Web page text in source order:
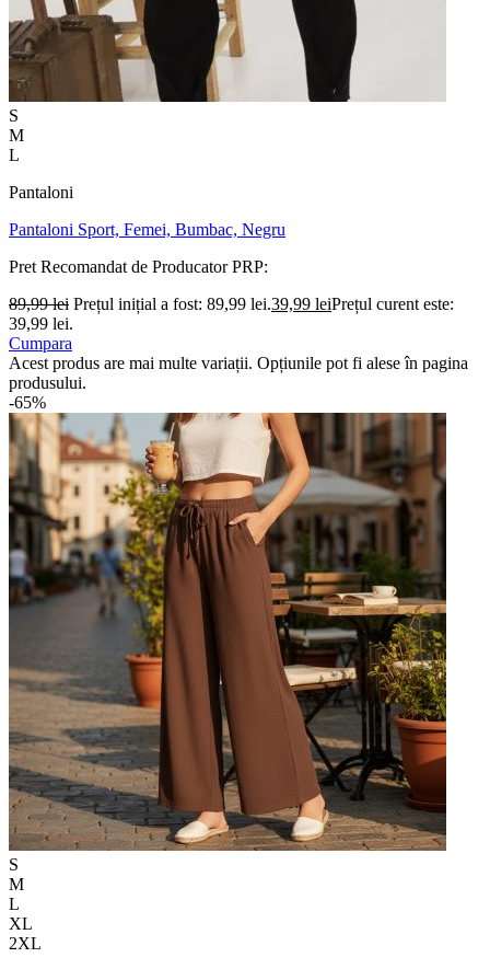
S
M
L
Pantaloni
Pantaloni Sport, Femei, Bumbac, Negru
Pret Recomandat de ProducatorPRP:
89,99lei Prețul inițial a fost: 89,99 lei.39,99 leiPrețul curent este:
39,99 lei.
Cumpara
Acest produs are mai multe variații. Opțiunile pot fi alese în pagina
produsului.
-65%
S
M
L
XL
2XL